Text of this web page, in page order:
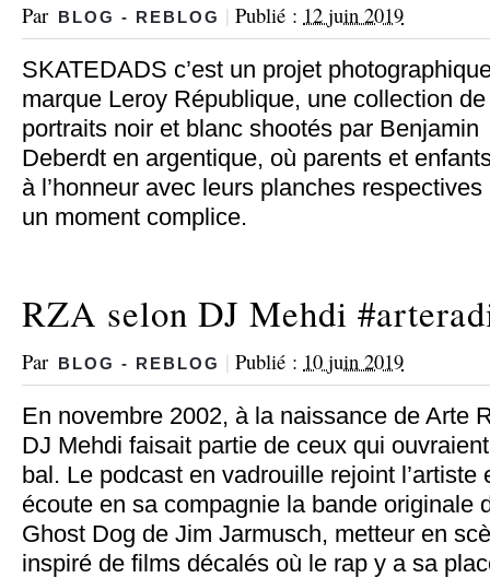
Par BLOG - REBLOG | Publié : 12 juin 2019
SKATEDADS c’est un projet
marque Leroy République, une collection de
portraits noir et blanc shootés par Benjamin
Deberdt en argentique, où parents et
à l’honneur avec leurs planches respectives
un moment complice.
RZA selon DJ Mehdi
Par BLOG - REBLOG | Publié : 10 juin 2019
En novembre 2002, à la naissance de Arte
DJ Mehdi faisait partie de ceux qui
bal. Le podcast en vadrouille rejoint l’artiste
écoute en sa compagnie la bande originale
Ghost Dog de Jim Jarmusch, metteur en
inspiré de films décalés où le rap y a sa